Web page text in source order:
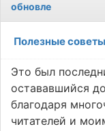
обновле
Полезные советы
Это был
остававшийся
благодаря
читателей и